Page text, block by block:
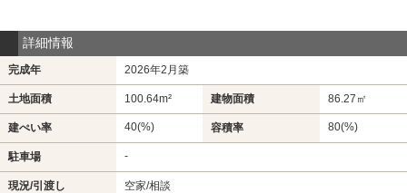
詳細情報
完成年 2026年2月築
土地面積 100.64m² 建物面積 86.27㎡
建ぺい率 40(%) 容積率 80(%)
駐車場 -
現況/引渡し 空家/相談